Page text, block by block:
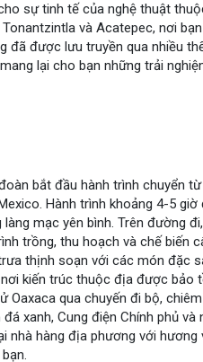
sự tinh tế của nghệ thuật
và Acatepec, nơi
đã được lưu truyền qua nhiều
lại cho bạn những trải
bắt đầu hành trình chuyển
Hành trình khoảng 4-5
mạc yên bình. Trên đường
trồng, thu hoạch và chế biến
thịnh soạn với các món đặc
kiến trúc thuộc địa được bảo
Oaxaca qua chuyến đi bộ,
xanh, Cung điện Chính phủ
nhà hàng địa phương với